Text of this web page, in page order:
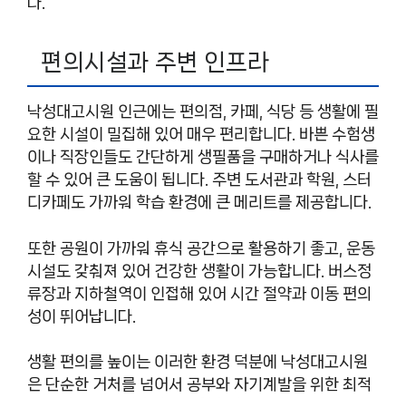
편의시설과 주변 인프라
낙성대고시원 인근에는 편의점, 카페, 식당 등 생활에 필
요한 시설이 밀집해 있어 매우 편리합니다. 바쁜 수험생
이나 직장인들도 간단하게 생필품을 구매하거나 식사를
할 수 있어 큰 도움이 됩니다. 주변 도서관과 학원, 스터
디카페도 가까워 학습 환경에 큰 메리트를 제공합니다.
또한 공원이 가까워 휴식 공간으로 활용하기 좋고, 운동
시설도 갖춰져 있어 건강한 생활이 가능합니다. 버스정
류장과 지하철역이 인접해 있어 시간 절약과 이동 편의
성이 뛰어납니다.
생활 편의를 높이는 이러한 환경 덕분에 낙성대고시원
은 단순한 거처를 넘어서 공부와 자기계발을 위한 최적